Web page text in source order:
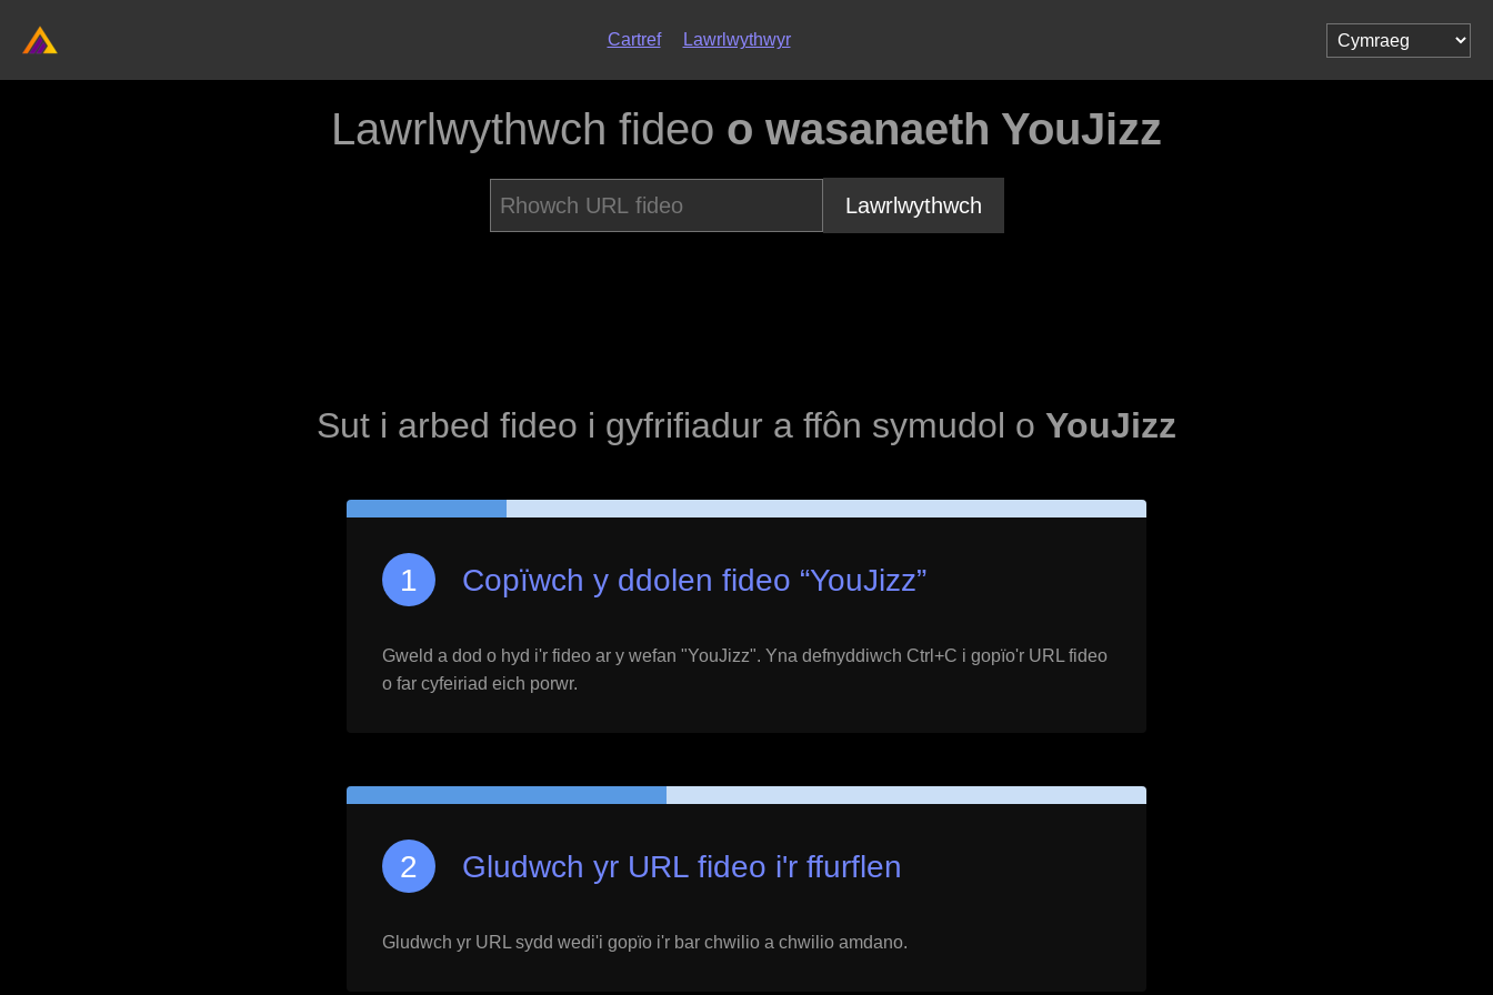
Cartref Lawrlwythwyr
Lawrlwythwch fideo o wasanaeth YouJizz
Lawrlwythwch
Sut i arbed fideo i gyfrifiadur a ffôn symudol o YouJizz
Copïwch y ddolen fideo “YouJizz”
Gweld a dod o hyd i'r fideo ar y wefan "YouJizz". Yna defnyddiwch Ctrl+C i gopïo'r URL fideo
o far cyfeiriad eich porwr.
Gludwch yr URL fideo i'r ffurflen
Gludwch yr URL sydd wedi'i gopïo i'r bar chwilio a chwilio amdano.